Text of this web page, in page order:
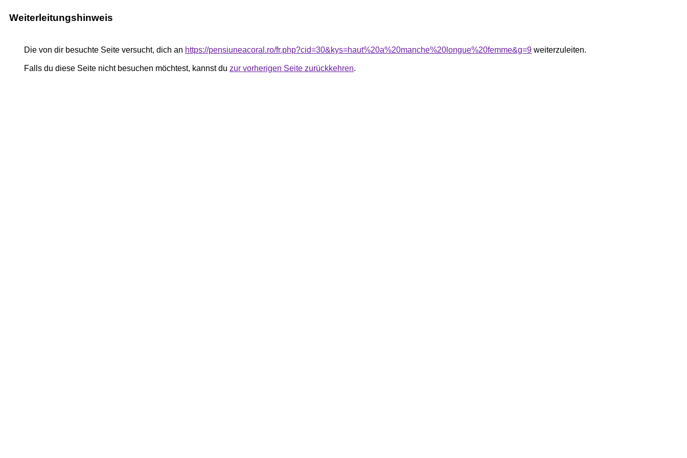
Weiterleitungshinweis
Die von dir besuchte Seite versucht, dich an https://pensiuneacoral.ro/fr.php?cid=30&kys=haut%20a%20manche%20longue%20femme&g=9 weiterzuleiten.
Falls du diese Seite nicht besuchen möchtest, kannst du zur vorherigen Seite zurückkehren.